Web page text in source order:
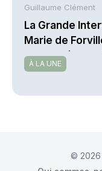
Guillaume Clément
La Grande
Marie de
Darmon
À LA UNE
© 2026